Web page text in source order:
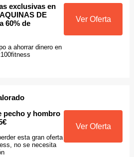
exclusivas en
DE
60% de
a ahorrar dinero en
Ver Oferta
pecho y hombro
esta gran oferta
no se necesita
Ver Oferta